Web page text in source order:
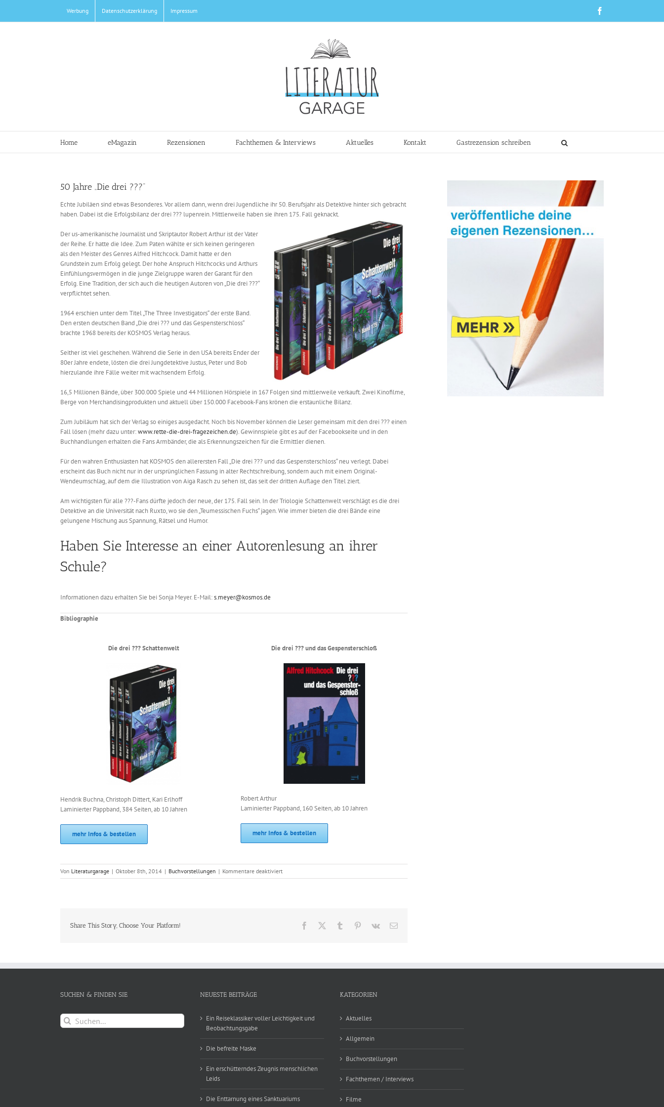
springen
Werbung Datenschutzerklärung Impressum
Home eMagazin Rezensionen Fachthemen & Interviews Aktuelles Kontakt Gastrezension schreiben
50 Jahre „Die drei ???“
Echte Jubiläen sind etwas Besonderes. Vor allem dann, wenn drei Jugendliche ihr 50. Berufsjahr als Detektive hinter sich gebracht
haben. Dabei ist die Erfolgsbilanz der drei ??? lupenrein. Mittlerweile haben sie ihren 175. Fall geknackt.
Der us-amerikanische Journalist und Skriptautor Robert Arthur ist der Vater
der Reihe. Er hatte die Idee. Zum Paten wählte er sich keinen geringeren
als den Meister des Genres Alfred Hitchcock. Damit hatte er den
Grundstein zum Erfolg gelegt. Der hohe Anspruch Hitchcocks und Arthurs
Einfühlungsvermögen in die junge Zielgruppe waren der Garant für den
Erfolg. Eine Tradition, der sich auch die heutigen Autoren von „Die drei ???“
verpflichtet sehen.
1964 erschien unter dem Titel „The Three Investigators“ der erste Band.
Den ersten deutschen Band „Die drei ??? und das Gespensterschloss“
brachte 1968 bereits der KOSMOS Verlag heraus.
Seither ist viel geschehen. Während die Serie in den USA bereits Ender der
80er Jahre endete, lösten die drei Jungdetektive Justus, Peter und Bob
hierzulande ihre Fälle weiter mit wachsendem Erfolg.
16,5 Millionen Bände, über 300.000 Spiele und 44 Millionen Hörspiele in 167 Folgen sind mittlerweile verkauft. Zwei Kinofilme,
Berge von Merchandisingprodukten und aktuell über 150.000 Facebook-Fans krönen die erstaunliche Bilanz.
Zum Jubiläum hat sich der Verlag so einiges ausgedacht. Noch bis November können die Leser gemeinsam mit den drei ??? einen
Fall lösen (mehr dazu unter:www.rette-die-drei-fragezeichen.de). Gewinnspiele gibt es auf der Facebookseite und in den
Buchhandlungen erhalten die Fans Armbänder, die als Erkennungszeichen für die Ermittler dienen.
Für den wahren Enthusiasten hat KOSMOS den allerersten Fall „Die drei ??? und das Gespensterschloss“ neu verlegt. Dabei
erscheint das Buch nicht nur in der ursprünglichen Fassung in alter Rechtschreibung, sondern auch mit einem Original-
Wendeumschlag, auf dem die Illustration von Aiga Rasch zu sehen ist, das seit der dritten Auflage den Titel ziert.
Am wichtigsten für alle ???-Fans dürfte jedoch der neue, der 175. Fall sein. In der Triologie Schattenwelt verschlägt es die drei
Detektive an die Universität nach Ruxto, wo sie den „Teumessischen Fuchs“ jagen. Wie immer bieten die drei Bände eine
gelungene Mischung aus Spannung, Rätsel und Humor.
Haben Sie Interesse an einer Autorenlesung an ihrer
Schule?
Informationen dazu erhalten Sie bei Sonja Meyer. E-Mail:s.meyer@kosmos.de
Bibliographie
Die drei ??? Schattenwelt
Hendrik Buchna, Christoph Dittert, Kari Erlhoff
Laminierter Pappband, 384 Seiten, ab 10 Jahren
mehr Infos & bestellen
Die drei ??? und das Gespensterschloß
Robert Arthur
Laminierter Pappband, 160 Seiten, ab 10 Jahren
mehr Infos & bestellen
Von Literaturgarage | Oktober 8th, 2014 | Buchvorstellungen | Kommentare deaktiviertfür
50
Share This Story, Choose Your Platform!
Facebook Tumblr Pinterest
Vk
E-
SUCHEN & FINDEN SIE
Suche
nach:
NEUESTE BEITRÄGE
Ein Reiseklassiker voller Leichtigkeit und
Beobachtungsgabe
Die befreite Maske
Ein erschütterndes Zeugnis menschlichen
Leids
Die Enttarnung eines Sanktuariums
KATEGORIEN
Aktuelles
Allgemein
Buchvorstellungen
Fachthemen / Interviews
Filme